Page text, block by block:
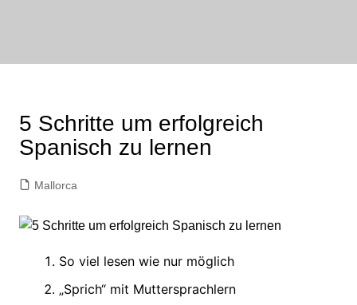
media
5 Schritte um erfolgreich
Spanisch zu lernen
Mallorca
So viel lesen wie nur möglich
„Sprich“ mit Muttersprachlern